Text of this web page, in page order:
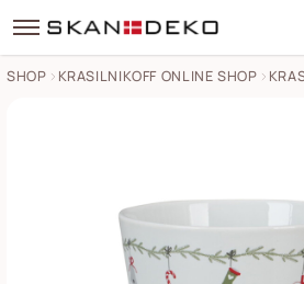
SHOP KRASILNIKOFF ONLINE SHOP